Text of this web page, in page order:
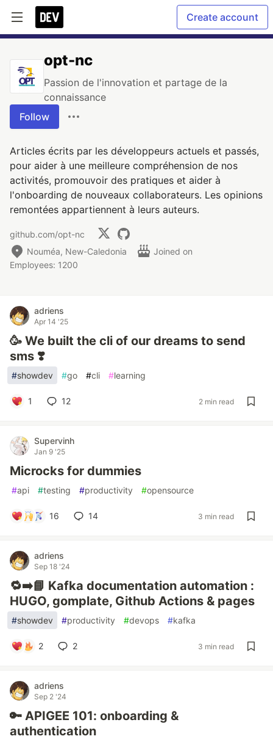
Create account
opt-nc
Passion de l'innovation et partage de la
connaissance
Follow
Articles écrits par les développeurs actuels et passés,
pour aider à une meilleure compréhension de nos
activités, promouvoir des pratiques et aider à
l'onboarding de nouveaux collaborateurs. Les opinions
remontées appartiennent à leurs auteurs.
github.com/opt-nc
Nouméa, New-Caledonia
Joined on
Employees: 1200
adriens
Apr 14 '25
🥳 We built the cli of our dreams to send
sms ❣️
#showdev #go #cli #learning
1 12 2 min read
Supervinh
Jan 9 '25
Microcks for dummies
#api #testing #productivity #opensource
16 14 3 min read
adriens
Sep 18 '24
🔁➡️📘 Kafka documentation automation :
HUGO, gomplate, Github Actions & pages
#showdev #productivity #devops #kafka
2 2 3 min read
adriens
Sep 2 '24
🔑 APIGEE 101: onboarding &
authentication